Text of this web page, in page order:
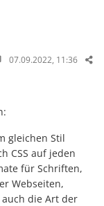
07.09.2022, 11:36
gleichen Stil
CSS auf jeden
für Schriften,
Webseiten,
die Art der